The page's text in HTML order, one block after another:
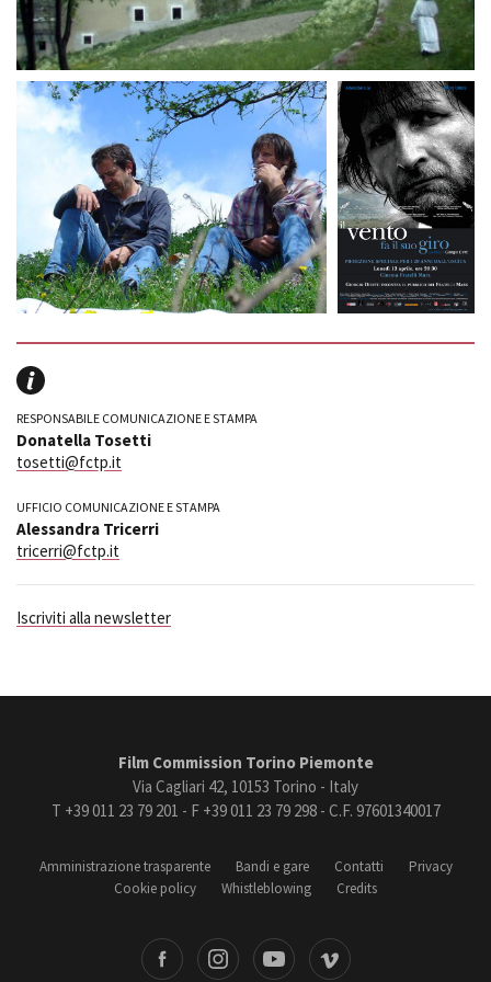
RESPONSABILE COMUNICAZIONE E STAMPA
Donatella Tosetti
tosetti@fctp.it
UFFICIO COMUNICAZIONE E STAMPA
Alessandra Tricerri
tricerri@fctp.it
Iscriviti alla newsletter
Film Commission Torino Piemonte
Via Cagliari 42, 10153 Torino - Italy
T +39 011 23 79 201 - F +39 011 23 79 298 - C.F. 97601340017
Amministrazione trasparente Bandi e gare Contatti
Privacy
Cookie policy
Whistleblowing Credits
Vimeo